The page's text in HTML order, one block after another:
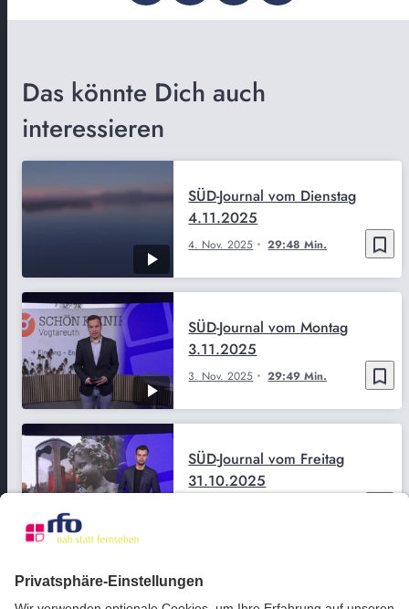
Das könnte Dich auch
interessieren
bookmark_border
4. Nov. 2025 29:48 Min.
SÜD-Journal vom Dienstag
4.11.2025
bookmark_border
3. Nov. 2025 29:49 Min.
SÜD-Journal vom Montag
3.11.2025
SÜD-Journal vom Freitag
31.10.2025
SÜD-Journal vom Donnerstag